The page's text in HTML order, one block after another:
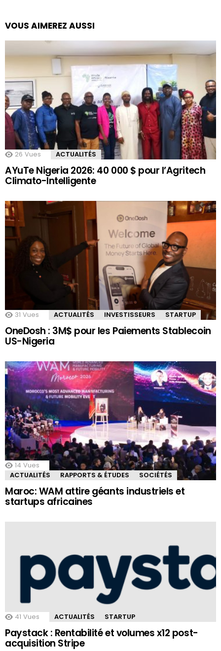
VOUS AIMEREZ AUSSI
26 Vues ACTUALITÉS
AYuTe Nigeria 2026: 40 000 $ pour l’Agritech
Climato-Intelligente
31 Vues ACTUALITÉS INVESTISSEURS STARTUP
OneDosh : 3M$ pour les Paiements Stablecoin
US-Nigeria
14 Vues
ACTUALITÉS
RAPPORTS & ÉTUDES SOCIÉTÉS
Maroc: WAM attire géants industriels et
startups africaines
41 Vues ACTUALITÉS STARTUP
Paystack : Rentabilité et volumes x12 post-
acquisition Stripe